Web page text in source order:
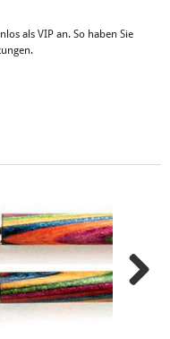
als VIP an. So haben Sie